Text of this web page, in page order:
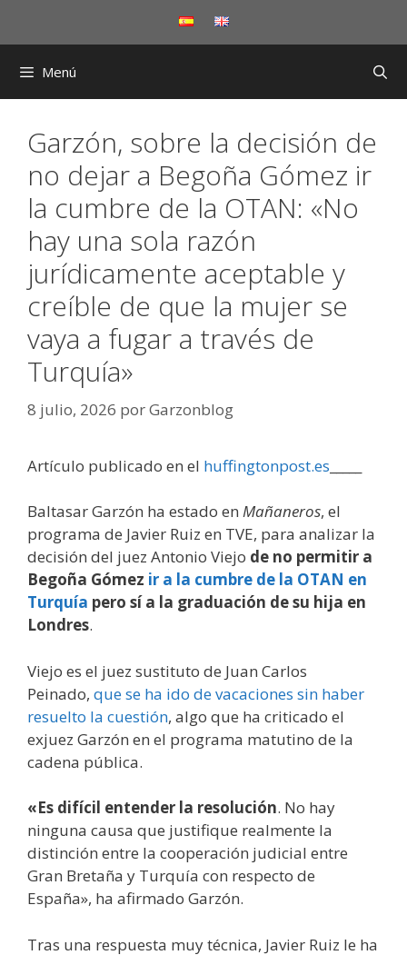
Menú
Garzón, sobre la decisión de
no dejar a Begoña Gómez ir
la cumbre de la OTAN: «No
hay una sola razón
jurídicamente aceptable y
creíble de que la mujer se
vaya a fugar a través de
Turquía»
8 julio, 2026 porGarzonblog
Artículo publicado en el huffingtonpost.es
Baltasar Garzón ha estado en Mañaneros, el
programa de Javier Ruiz en TVE, para analizar la
decisión del juez Antonio Viejo de no permitir a
Begoña Gómez ir a la cumbre de la OTAN en
Turquía pero sí a la graduación de su hija en
Londres.
Viejo es el juez sustituto de Juan Carlos
Peinado, que se ha ido de vacaciones sin haber
resuelto la cuestión, algo que ha criticado el
exjuez Garzón en el programa matutino de la
cadena pública.
«Es difícil entender la resolución. No hay
ninguna causa que justifique realmente la
distinción entre la cooperación judicial entre
Gran Bretaña y Turquía con respecto de
España», ha afirmado Garzón.
Tras una respuesta muy técnica, Javier Ruiz le ha